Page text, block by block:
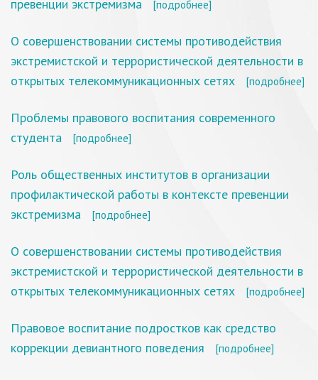
превенции экстремизма
[подробнее]
О совершенствовании системы противодействия
экстремистской и террористической деятельности в
открытых телекоммуникационных сетях
[подробнее]
Проблемы правового воспитания современного
студента
[подробнее]
Роль общественных институтов в организации
профилактической работы в контексте превенции
экстремизма
[подробнее]
О совершенствовании системы противодействия
экстремистской и террористической деятельности в
открытых телекоммуникационных сетях
[подробнее]
Правовое воспитание подростков как средство
коррекции девиантного поведения
[подробнее]